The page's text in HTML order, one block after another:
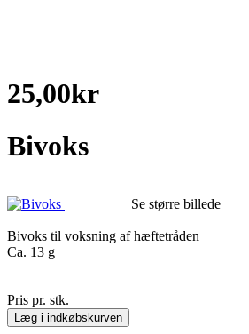
25,00kr
Bivoks
Se større billede
Bivoks til voksning af hæftetråden
Ca. 13 g
Pris pr. stk.
Læg i indkøbskurven